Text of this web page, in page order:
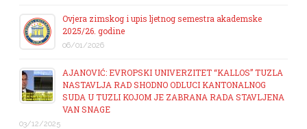
Ovjera zimskog i upis ljetnog semestra akademske
2025/26. godine
06/01/2026
AJANOVIĆ: EVROPSKI UNIVERZITET “KALLOS” TUZLA
NASTAVLJA RAD SHODNO ODLUCI KANTONALNOG
SUDA U TUZLI KOJOM JE ZABRANA RADA STAVLJENA
VAN SNAGE
03/12/2025